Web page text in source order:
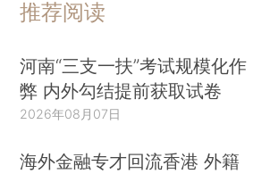
推荐阅读
河南“三支一扶”考试规模化作
弊 内外勾结提前获取试卷
2026年08月07日
海外金融专才回流香港 外籍